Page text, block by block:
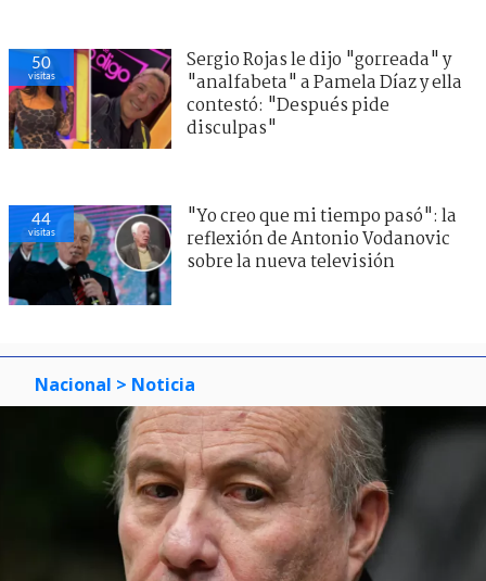
50
visitas
Sergio Rojas le dijo "gorreada" y
"analfabeta" a Pamela Díaz y ella
contestó: "Después pide
disculpas"
44
visitas
"Yo creo que mi tiempo pasó": la
reflexión de Antonio Vodanovic
sobre la nueva televisión
Nacional > Noticia